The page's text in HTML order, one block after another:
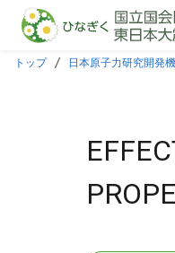
本文に飛ぶ
トップ 日本原子力研究開発